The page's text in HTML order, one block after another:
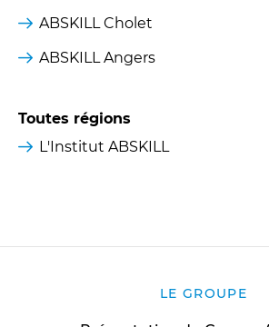
ABSKILL Cholet
ABSKILL Angers
Toutes régions
L'Institut ABSKILL
LE GROUPE